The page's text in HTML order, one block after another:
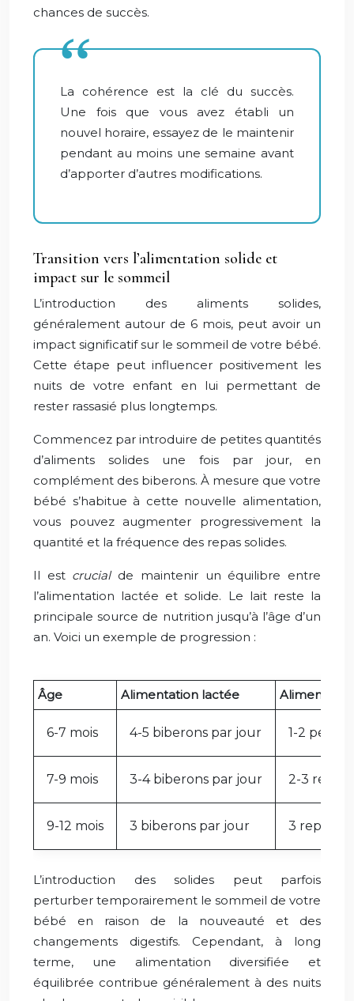
chances de succès.
La cohérence est la clé du succès.
Une fois que vous avez établi un
nouvel horaire, essayez de le maintenir
pendant au moins une semaine avant
d’apporter d’autres modifications.
Transition vers l’alimentation solide et
impact sur le sommeil
L’introduction des aliments solides,
généralement autour de 6 mois, peut avoir un
impact significatif sur le sommeil de votre bébé.
Cette étape peut influencer positivement les
nuits de votre enfant en lui permettant de
rester rassasié plus longtemps.
Commencez par introduire de petites quantités
d’aliments solides une fois par jour, en
complément des biberons. À mesure que votre
bébé s’habitue à cette nouvelle alimentation,
vous pouvez augmenter progressivement la
quantité et la fréquence des repas solides.
Il est crucial de maintenir un équilibre entre
l’alimentation lactée et solide. Le lait reste la
principale source de nutrition jusqu’à l’âge d’un
an. Voici un exemple de progression :
Âge Alimentation lactée
6-7 mois 4-5 biberons par jour 1-2
7-9 mois 3-4 biberons par jour 2-3 repas
9-12 mois 3 biberons par jour 3 repas
L’introduction des solides peut parfois
perturber temporairement le sommeil de votre
bébé en raison de la nouveauté et des
changements digestifs. Cependant, à long
terme, une alimentation diversifiée et
équilibrée contribue généralement à des nuits